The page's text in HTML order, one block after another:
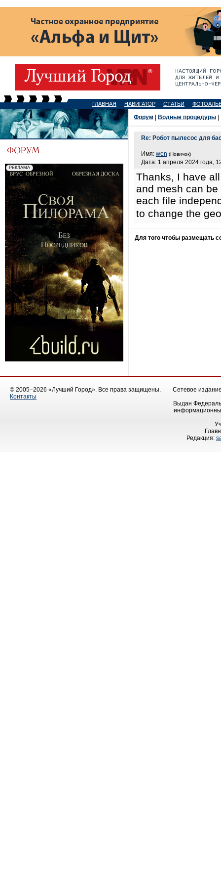
ГЛАВНАЯ НАВИГАТОР СТАТЬИ
Форум Водные процедуры
Re: Робот пылесос для
Имя: wen (Новичок)
Дата: 1 апреля 2024 года,
Thanks, I have
and mesh can
each file
to change the
Для того чтобы размещать
© 2005–2026 «Лучший Город». Все права защищены.
Контакты
Сетевое
Выдан
Редакция: